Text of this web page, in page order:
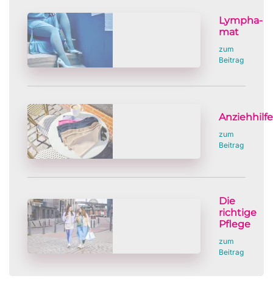
Lympha-
mat
zum
Beitrag
zum
Beitrag
Die
richtige
Pflege
zum
Beitrag